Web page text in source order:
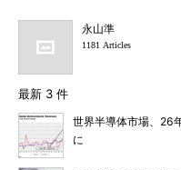
永山準
1181 Articles
最新 3 件
世界半導体市場、
に